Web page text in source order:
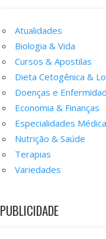
Atualidades
Biologia & Vida
Cursos & Apostilas
Dieta Cetogênica &
Doenças e
Economia & Finanças
Especialidades
Nutrição & Saúde
Terapias
Variedades
PUBLICIDADE